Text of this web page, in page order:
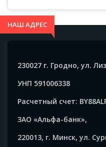
НАШ АДРЕС
230027 г. Гродно, ул.
УНП 591006338
Расчетный счет:
ЗАО «Альфа-банк»,
220013, г. Минск, ул.